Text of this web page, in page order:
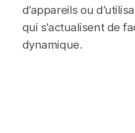
d’appareils ou
qui s’actualisent de
dynamique.